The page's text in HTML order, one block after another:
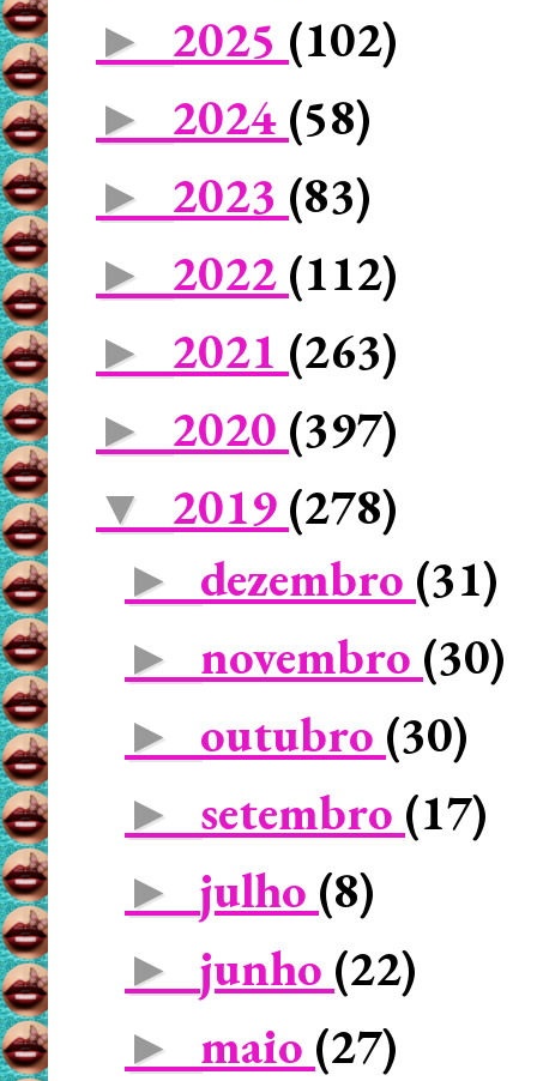
► 2025 (102)
► 2024 (58)
► 2023 (83)
► 2022 (112)
► 2021 (263)
► 2020 (397)
▼ 2019 (278)
► dezembro (31)
► novembro (30)
► outubro (30)
► setembro (17)
► julho (8)
► junho (22)
► maio (27)